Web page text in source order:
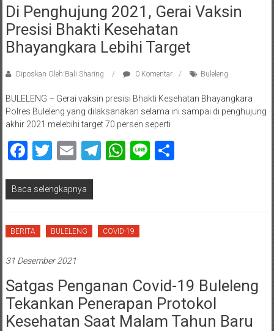
Di Penghujung 2021, Gerai Vaksin
Presisi Bhakti Kesehatan
Bhayangkara Lebihi Target
Diposkan Oleh:Bali Sharing 0 Komentar Buleleng
BULELENG – Gerai vaksin presisi Bhakti Kesehatan Bhayangkara
Polres Buleleng yang dilaksanakan selama ini sampai di penghujung
akhir 2021 melebihi target 70 persen seperti
Facebook
Twitter
EmailTelegram
WhatsApp
LineShare
Baca selengkapnya
BERITA BULELENG COVID-19
31 Desember 2021
Satgas Penganan Covid-19 Buleleng
Tekankan Penerapan Protokol
Kesehatan Saat Malam Tahun Baru